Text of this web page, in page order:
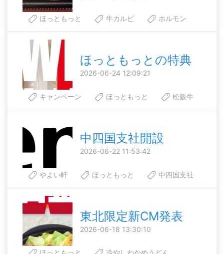
ほっともっと 牛カルビ ホルモン
ほっともっとの特典
2026-06-24 12:09:21
キャンペーン ほっともっと 松阪牛
中四国支社開設
2026-06-22 11:53:42
やよい軒 ほっともっと 中四国支社
東北限定新CM発表
2026-06-18 13:30:10